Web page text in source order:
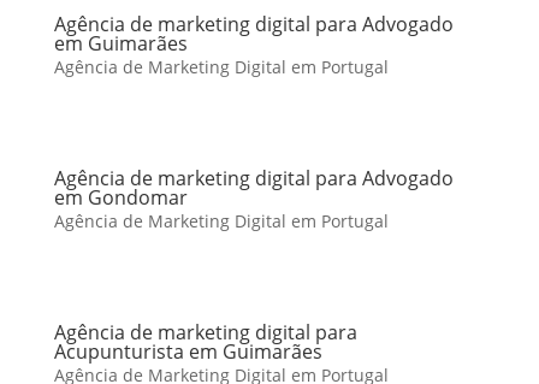
Agência de marketing digital para Advogado
em Guimarães
Agência de Marketing Digital em Portugal
Agência de marketing digital para Advogado
em Gondomar
Agência de Marketing Digital em Portugal
Agência de marketing digital para
Acupunturista em Guimarães
Agência de Marketing Digital em Portugal